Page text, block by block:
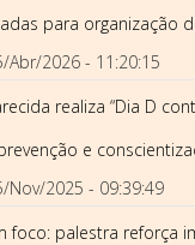
para organização
Abr/2026 - 11:20:15
realiza “Dia D
e
Nov/2025 - 09:39:49
foco: palestra reforça